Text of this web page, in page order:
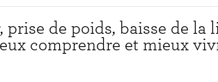
de poids, baisse de
comprendre et mieux